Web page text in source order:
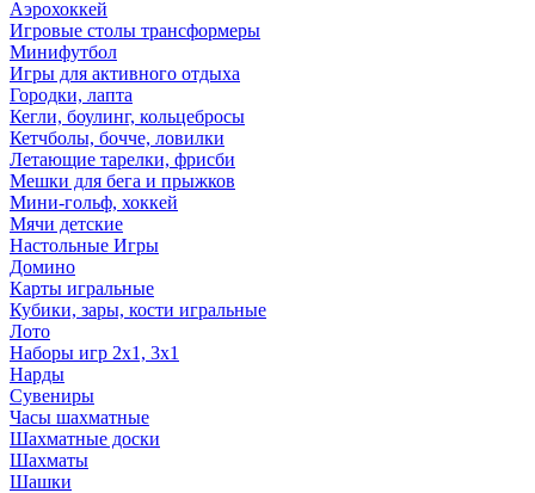
Аэрохоккей
Игровые столы трансформеры
Минифутбол
Игры для активного отдыха
Городки, лапта
Кегли, боулинг, кольцебросы
Кетчболы, бочче, ловилки
Летающие тарелки, фрисби
Мешки для бега и прыжков
Мини-гольф, хоккей
Мячи детские
Настольные Игры
Домино
Карты игральные
Кубики, зары, кости игральные
Лото
Наборы игр 2х1, 3х1
Нарды
Сувениры
Часы шахматные
Шахматные доски
Шахматы
Шашки